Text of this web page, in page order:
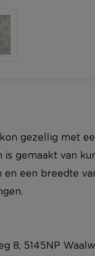
gezellig met
is gemaakt van
en een breedte
8, 5145NP